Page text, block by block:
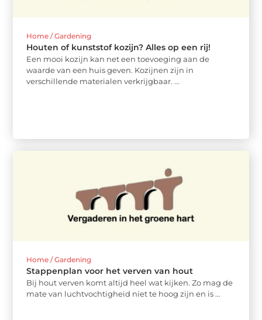
Home / Gardening
Houten of kunststof kozijn? Alles op een rij!
Een mooi kozijn kan net een toevoeging aan de
waarde van een huis geven. Kozijnen zijn in
verschillende materialen verkrijgbaar. ...
Home / Gardening
Stappenplan voor het verven van hout
Bij hout verven komt altijd heel wat kijken. Zo mag de
mate van luchtvochtigheid niet te hoog zijn en is ...